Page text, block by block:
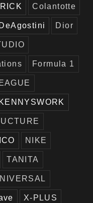
Colantotte
DeAgostini Dior
Formula 1
KENNYSWORK
NIKE
TANITA
X-PLUS